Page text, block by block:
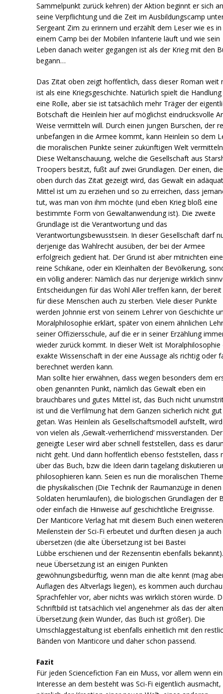
Sammelpunkt zurück kehren) der Aktion beginnt er sich
seine Verpflichtung und die Zeit im Ausbildungscamp
Sergeant Zim zu erinnern und erzählt dem Leser wie es
einem Camp bei der Mobilen Infanterie läuft und wie sein
Leben danach weiter gegangen ist als der Krieg mit den
begann…
Das Zitat oben zeigt hoffentlich, dass dieser Roman weit
ist als eine Kriegsgeschichte. Natürlich spielt die
eine Rolle, aber sie ist tatsächlich mehr Träger der
Botschaft die Heinlein hier auf möglichst eindrucksvolle
Weise vermitteln will. Durch einen jungen Burschen, der
unbefangen in die Armee kommt, kann Heinlein so dem
die moralischen Punkte seiner zukünftigen Welt
Diese Weltanschauung, welche die Gesellschaft aus
Troopers besitzt, fußt auf zwei Grundlagen. Der einen, die
oben durch das Zitat gezeigt wird, das Gewalt ein
Mittel ist um zu erziehen und so zu erreichen, dass
tut, was man von ihm möchte (und eben Krieg bloß eine
bestimmte Form von Gewaltanwendung ist). Die zweite
Grundlage ist die Verantwortung und das
Verantwortungsbewusstsein. In dieser Gesellschaft darf
derjenige das Wahlrecht ausüben, der bei der Armee
erfolgreich gedient hat. Der Grund ist aber mitnichten eine
reine Schikane, oder ein Kleinhalten der Bevölkerung,
ein völlig anderer: Nämlich das nur derjenige wirklich
Entscheidungen für das Wohl Aller treffen kann, der
für diese Menschen auch zu sterben. Viele dieser Punkte
werden Johnnie erst von seinem Lehrer von Geschichte
Moralphilosophie erklärt, später von einem ähnlichen
seiner Offiziersschule, auf die er in seiner Erzählung
wieder zurück kommt. In dieser Welt ist Moralphilosophie
exakte Wissenschaft in der eine Aussage als richtig oder
berechnet werden kann.
Man sollte hier erwähnen, dass wegen besonders dem
oben genannten Punkt, nämlich das Gewalt eben ein
brauchbares und gutes Mittel ist, das Buch nicht
ist und die Verfilmung hat dem Ganzen sicherlich nicht gut
getan. Was Heinlein als Gesellschaftsmodell aufstellt,
von vielen als ‚Gewalt-verherrlichend‘ missverstanden. Der
geneigte Leser wird aber schnell feststellen, dass es
nicht geht. Und dann hoffentlich ebenso feststellen, dass
über das Buch, bzw die Ideen darin tagelang diskutieren
philosophieren kann. Seien es nun die moralischen
die physikalischen (Die Technik der Raumanzüge in
Soldaten herumlaufen), die biologischen Grundlagen der
oder einfach die Hinweise auf geschichtliche Ereignisse.
Der Manticore Verlag hat mit diesem Buch einen weiteren
Meilenstein der Sci-Fi erbeutet und durften diesen ja
übersetzen (die alte Übersetzung ist bei Bastei
Lübbe erschienen und der Rezensentin ebenfalls
neue Übersetzung ist an einigen Punkten
gewöhnungsbedürftig, wenn man die alte kennt (mag
Auflagen des Altverlags liegen), es kommen auch
Sprachfehler vor, aber nichts was wirklich stören würde.
Schriftbild ist tatsächlich viel angenehmer als das der
Übersetzung (kein Wunder, das Buch ist größer). Die
Umschlaggestaltung ist ebenfalls einheitlich mit den
Bänden von Manticore und daher schon passend.
Fazit
Für jeden Sciencefiction Fan ein Muss, vor allem wenn ein
Interesse an dem besteht was Sci-Fi eigentlich ausmacht,